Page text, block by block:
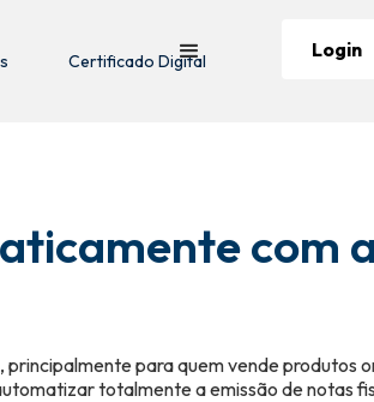
Certificado Digital Login
com a
para quem vende produtos
totalmente a emissão de notas